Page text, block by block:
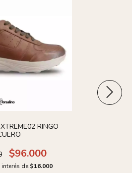
RINGO
$96.000
de $16.000